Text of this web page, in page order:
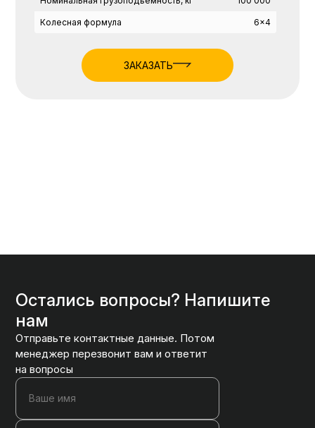
Колесная формула 6x4
ЗАКАЗАТЬ
Остались вопросы? Напишите
нам
Отправьте контактные данные. Потом
менеджер перезвонит вам и ответит
на вопросы